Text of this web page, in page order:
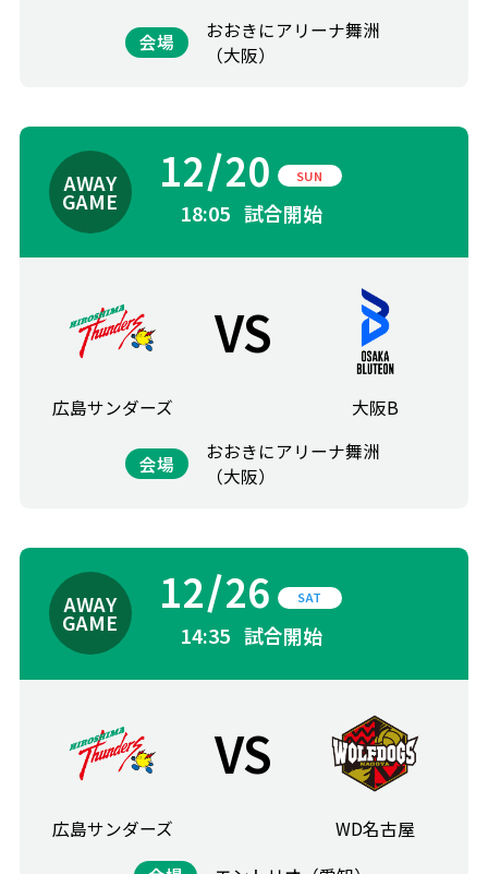
会場
おおきにアリーナ舞洲
（大阪）
12 20 SUN
18:05 試合開始
広島サンダーズ
VS
大阪B
会場
おおきにアリーナ舞洲
（大阪）
12 26 SAT
14:35 試合開始
広島サンダーズ
VS
WD名古屋